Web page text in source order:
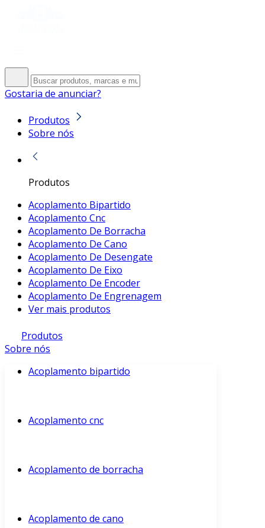
Gostaria de anunciar?
Produtos
Sobre nós
Produtos
Acoplamento Bipartido
Acoplamento Cnc
Acoplamento De Borracha
Acoplamento De Cano
Acoplamento De Desengate
Acoplamento De Eixo
Acoplamento De Encoder
Acoplamento De Engrenagem
Ver mais produtos
Produtos
Sobre nós
Acoplamento bipartido
Acoplamento cnc
Acoplamento de borracha
Acoplamento de cano